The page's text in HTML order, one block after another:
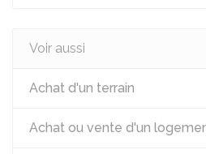
Voir aussi
Achat d'un terrain
Achat ou vente d'un